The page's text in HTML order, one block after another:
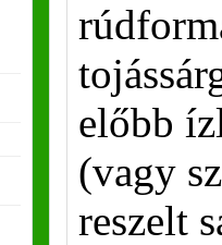
előbb
(vagy
reszelt